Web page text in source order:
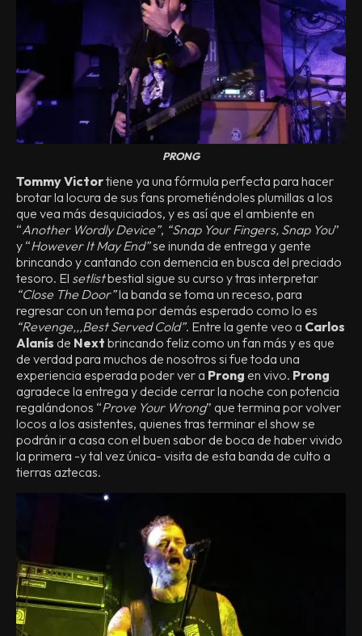
PRONG
Tommy Victortiene ya una fórmula perfecta para hacer
brotar la locura de sus fans prometiéndoles plumillas a los
que vea más desquiciados, y es así que el ambiente en
“Another Wordly Device”, “Snap Your Fingers, Snap You”
y “However It May End”se inunda de entrega y gente
brincando y cantando con demencia en busca del preciado
tesoro. El setlistbestial sigue su curso y tras interpretar
“Close The Door”la banda se toma un receso, para
regresar con un tema por demás esperado como lo es
“Revenge,,,Best Served Cold”. Entre la gente veo a Carlos
Alanís de Next brincando feliz como un fan más y es que
de verdad para muchos de nosotros si fue toda una
experiencia esperada poder ver a Prong en vivo. Prong
agradece la entrega y decide cerrar la noche con potencia
regalándonos “Prove Your Wrong” que termina por volver
locos a los asistentes, quienes tras terminar el show se
podrán ir a casa con el buen sabor de boca de haber vivido
la primera -y tal vez única- visita de esta banda de culto a
tierras aztecas.